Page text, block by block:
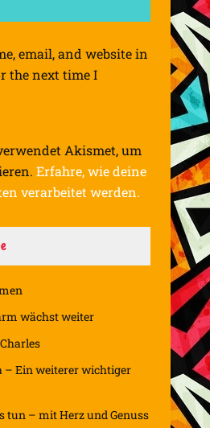
email, and website in
the next time I
Akismet, um
Erfahre, wie deine
verarbeitet werden.
wächst weiter
– Ein weiterer wichtiger
tun – mit Herz und Genuss